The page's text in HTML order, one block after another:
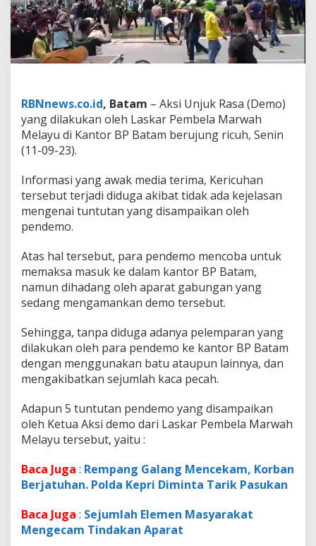
h
.
A
p
r
G
a
b
u
a
n
T
e
a
k
a
P
k
u
l
M
u
d
u
r
P
r
a
e
d
RBNnews.co.id, Batam – Aksi Unjuk Rasa (Demo)
yang dilakukan oleh Laskar Pembela Marwah
Melayu di Kantor BP Batam berujung ricuh, Senin
(11-09-23).
Informasi yang awak media terima, Kericuhan
tersebut terjadi diduga akibat tidak ada kejelasan
mengenai tuntutan yang disampaikan oleh
pendemo.
Atas hal tersebut, para pendemo mencoba untuk
memaksa masuk ke dalam kantor BP Batam,
namun dihadang oleh aparat gabungan yang
sedang mengamankan demo tersebut.
Sehingga, tanpa diduga adanya pelemparan yang
dilakukan oleh para pendemo ke kantor BP Batam
dengan menggunakan batu ataupun lainnya, dan
mengakibatkan sejumlah kaca pecah.
Adapun 5 tuntutan pendemo yang disampaikan
oleh Ketua Aksi demo dari Laskar Pembela Marwah
Melayu tersebut, yaitu :
Baca Juga : Rempang Galang Mencekam, Korban
Berjatuhan. Polda Kepri Diminta Tarik Pasukan
Baca Juga : Sejumlah Elemen Masyarakat
Mengecam Tindakan Aparat